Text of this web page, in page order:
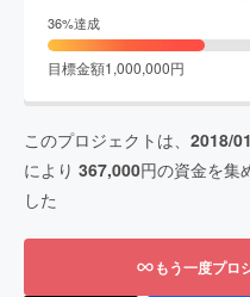
36%達成
目標金額1,000,000円
このプロジェクトは、 2018/
により 367,000円の資金を集
した
もう一度プロ